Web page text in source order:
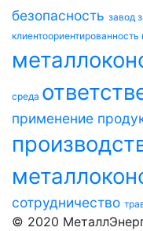
безопасность завод
клиентоориентированность
среда
применение
сотрудничество
© 2020